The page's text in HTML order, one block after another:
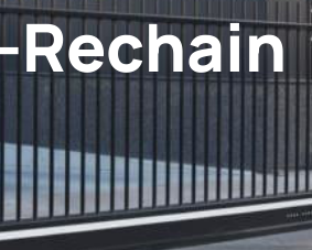
Rechain